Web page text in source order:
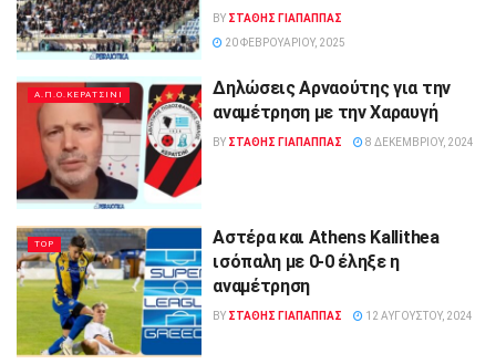
BY ΣΤΑΘΗΣ ΓΊΑΠΑΠΠΑΣ
20 ΦΕΒΡΟΥΑΡΊΟΥ, 2025
Α.Π.Ο.ΚΕΡΑΤΣΙΝΙ
Δηλώσεις Αρναούτης για την
αναμέτρηση με την Χαραυγή
BY ΣΤΑΘΗΣ ΓΊΑΠΑΠΠΑΣ 8 ΔΕΚΕΜΒΡΊΟΥ, 2024
TOP
Αστέρα και Athens Kallithea
ισόπαλη με 0-0 έληξε η
αναμέτρηση
BY ΣΤΑΘΗΣ ΓΊΑΠΑΠΠΑΣ 12 ΑΥΓΟΎΣΤΟΥ, 2024